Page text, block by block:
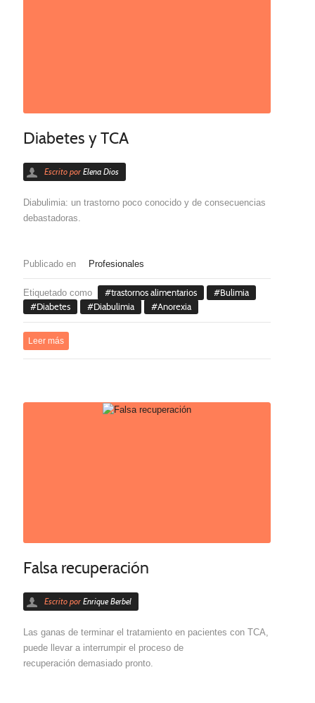
Diabetes y TCA
Escrito por Elena Dios
Diabulimia: un trastorno poco conocido y de consecuencias
debastadoras.
Publicado en Profesionales
Etiquetado como trastornos alimentarios
Bulimia
Diabetes
Diabulimia Anorexia
Leer más
Falsa recuperación
Escrito por Enrique Berbel
Las ganas de terminar el tratamiento en pacientes con TCA,
puede llevar a interrumpir el proceso de
recuperación demasiado pronto.